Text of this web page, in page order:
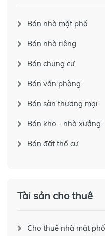
Bán nhà mặt phố
Bán nhà riêng
Bán chung cư
Bán văn phòng
Bán sàn thương mại
Bán kho - nhà xưởng
Bán đất thổ cư
Tài sản cho thuê
Cho thuê nhà mặt phố